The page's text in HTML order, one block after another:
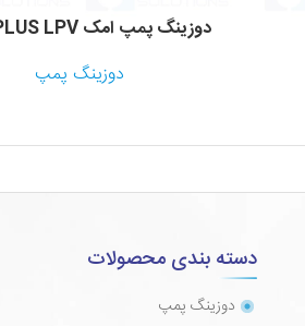
دوزینگ پمپ امک AMS PLUS LPV
دوزینگ پمپ
دسته بندی محصولات
دوزینگ پمپ